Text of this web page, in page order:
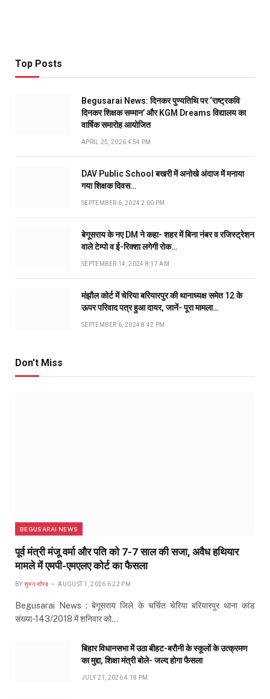
Top Posts
Begusarai News: दिनकर पुण्यतिथि पर ‘राष्ट्रकवि
दिनकर शिक्षक सम्मान’ और KGM Dreams विद्यालय का
वार्षिक समारोह आयोजित
APRIL 25, 2026 4:54 PM
DAV Public School बखरी में अनोखे अंदाज में मनाया
गया शिक्षक दिवस…
SEPTEMBER 6, 2024 2:00 PM
बेगूसराय के नए DM ने कहा- शहर में बिना नंबर व रजिस्ट्रेशन
वाले टेम्पो व ई-रिक्शा लगेगी रोक…
SEPTEMBER 14, 2024 8:17 AM
मंझौल कोर्ट में चेरिया बरियारपुर की थानाध्यक्ष समेत 12 के
ऊपर परिवाद पत्र हुआ दायर, जानें- पूरा मामला…
SEPTEMBER 6, 2024 8:42 PM
Don't Miss
BEGUSARAI NEWS
पूर्व मंत्री मंजू वर्मा और पति को 7-7 साल की सजा, अवैध हथियार
मामले में एमपी-एमएलए कोर्ट का फैसला
BY सुमन सौरब AUGUST 1, 2026 6:22 PM
Begusarai News : बेगूसराय जिले के चर्चित चेरिया बरियारपुर थाना कांड
संख्या-143/2018 में शनिवार को…
बिहार विधानसभा में उठा बीहट-बरौनी के स्कूलों के उत्क्रमण
का मुद्दा, शिक्षा मंत्री बोले- जल्द होगा फैसला
JULY 21, 2026 4:18 PM